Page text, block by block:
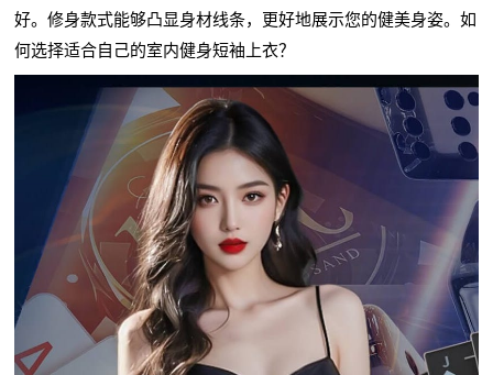
好。修身款式能够凸显身材线条，更好地展示您的健美身姿。如
何选择适合自己的室内健身短袖上衣？